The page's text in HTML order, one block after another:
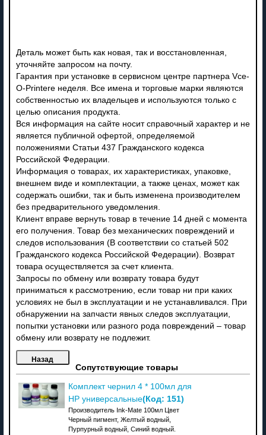
Деталь может быть как новая, так и восстановленная,
уточняйте запросом на почту.
Гарантия при установке в сервисном центре партнера Vce-
O-Printere неделя. Все имена и торговые марки являются
собственностью их владельцев и используются только с
целью описания продукта.
Вся информация на сайте носит справочный характер и не
является публичной офертой, определяемой
положениями Статьи 437 Гражданского кодекса
Российской Федерации.
Информация о товарах, их характеристиках, упаковке,
внешнем виде и комплектации, а также ценах, может как
содержать ошибки, так и быть изменена производителем
без предварительного уведомления.
Клиент вправе вернуть товар в течение 14 дней с момента
его получения. Товар без механических повреждений и
следов использования (В соответствии со статьей 502
Гражданского кодекса Российской Федерации). Возврат
товара осуществляется за счет клиента.
Запросы по обмену или возврату товара будут
приниматься к рассмотрению, если товар ни при каких
условиях не был в эксплуатации и не устанавливался. При
обнаружении на запчасти явных следов эксплуатации,
попытки установки или разного рода повреждений – товар
обмену или возврату не подлежит.
Сопутствующие товары
Комплект чернил 4 * 100мл для
HP универсальные(Код: 151)
Производитель Ink-Mate 100мл Цвет
Черный пигмент, Желтый водный,
Пурпурный водный, Синий водный.